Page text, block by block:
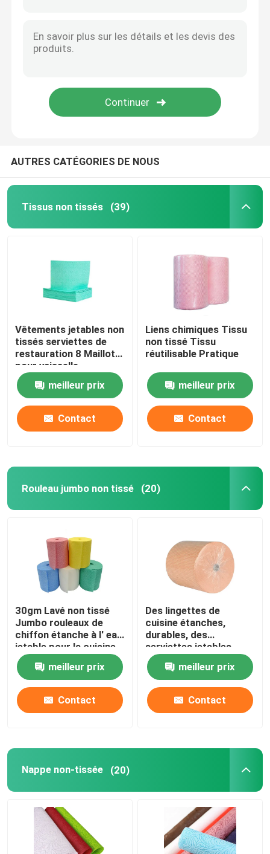
Nappe non-tissée
Chiffons de nettoyage de Spunlace
Chiffons de nettoyage jetables
Seringues de cuisine jetables
Une serviette de salon jetable
Tissu de lutte contre les mauvaises herbes
Laine de protection contre le gel
Sac de protection des végétaux
AUTRES CATÉGORIES DE NOUS
Tissus non tissés (39)
Vêtements jetables non
tissés serviettes de
restauration 8 Maillot
pour vaisselle
meilleur prix
Contact
Liens chimiques Tissu
non tissé Tissu
réutilisable Pratique
meilleur prix
Contact
Rouleau jumbo non tissé (20)
30gm Lavé non tissé
Jumbo rouleaux de
chiffon étanche à l' eau
jetable pour la cuisine
meilleur prix
Contact
Des lingettes de
cuisine étanches,
durables, des
serviettes jetables.
meilleur prix
Contact
Nappe non-tissée (20)